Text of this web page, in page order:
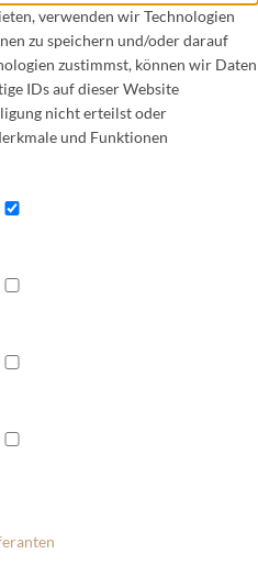
verwenden wir Technologien
zu speichern und/oder darauf
zustimmst, können wir Daten
IDs auf dieser Website
nicht erteilst oder
und Funktionen